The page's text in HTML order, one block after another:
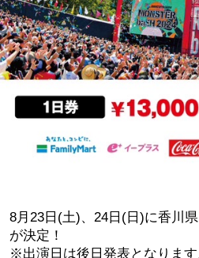
8月23日(土)、24日(日)に香川
が決定！
※出演日は後日発表となりま